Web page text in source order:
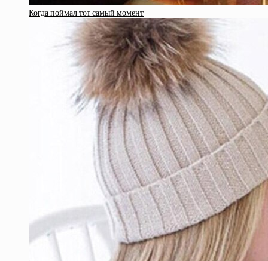
Когда поймал тот самый момент